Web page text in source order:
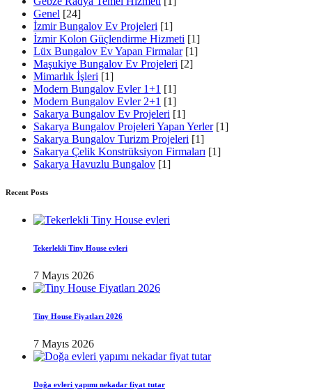
Genel [24]
İzmir Bungalov Ev Projeleri [1]
İzmir Kolon Güçlendirme Hizmeti [1]
Lüx Bungalov Ev Yapan Firmalar [1]
Maşukiye Bungalov Ev Projeleri [2]
Mimarlık İşleri [1]
Modern Bungalov Evler 1+1 [1]
Modern Bungalov Evler 2+1 [1]
Sakarya Bungalov Ev Projeleri [1]
Sakarya Bungalov Projeleri Yapan Yerler [1]
Sakarya Bungalov Turizm Projeleri [1]
Sakarya Çelik Konstrüksiyon Firmaları [1]
Sakarya Havuzlu Bungalov [1]
Recent Posts
Tekerlekli Tiny House evleri
7 Mayıs 2026
Tiny House Fiyatları 2026
7 Mayıs 2026
Doğa evleri yapımı nekadar fiyat tutar